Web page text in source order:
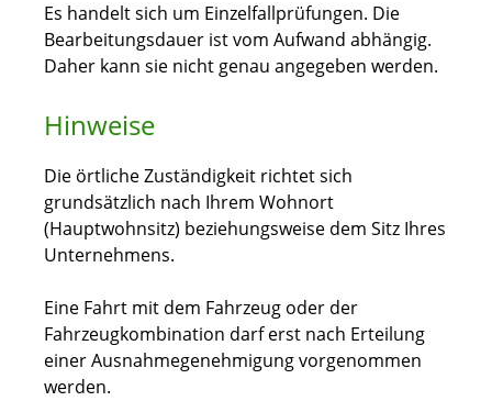
Es handelt sich um Einzelfallprüfungen. Die
Bearbeitungsdauer ist vom Aufwand abhängig.
Daher kann sie nicht genau angegeben werden.
Hinweise
Die örtliche Zuständigkeit richtet sich
grundsätzlich nach Ihrem Wohnort
(Hauptwohnsitz) beziehungsweise dem Sitz Ihres
Unternehmens.
Eine Fahrt mit dem Fahrzeug oder der
Fahrzeugkombination darf erst nach Erteilung
einer Ausnahmegenehmigung vorgenommen
werden.